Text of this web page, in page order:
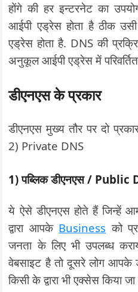
होंगे की हर इन्टरनेट का
आईपी एड्रेस होता है ठीक
एड्रेस होता है. DNS की
अनुकूल आईपी एड्रेस में परिवर्तित
डीएनएस के प्रकार
डीएनएस मुख्य तौर पर दो
2) Private DNS
1) पब्लिक डीएनएस / Public
ये ऐसे डीएनएस होते हैं जिन्हें
द्वारा आपके Business को
जनता के लिए भी उपलब्ध
वेबसाइट है तो दूसरे लोग
किसी के द्वारा भी एक्सेस किया